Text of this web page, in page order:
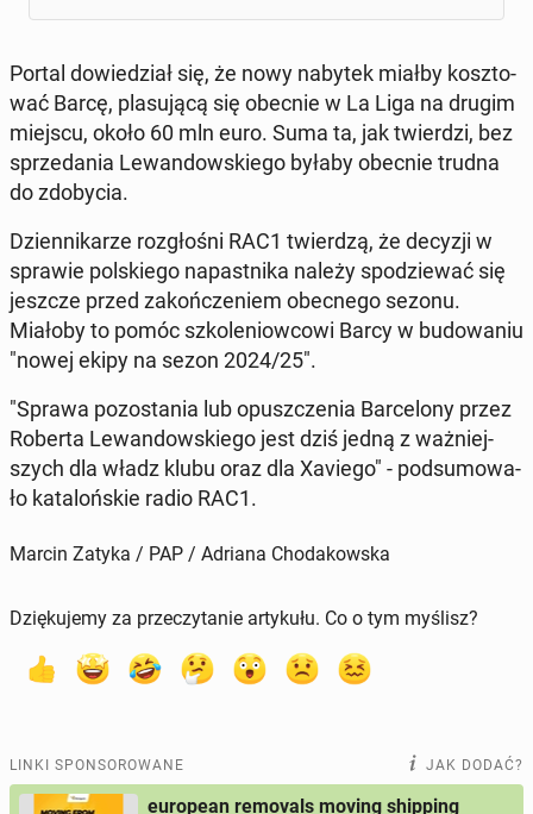
Portal do­wie­dział się, że nowy nabytek miałby kosz­to­
wać Barcę, pla­su­ją­cą się obecnie w La Liga na drugim
miejscu, około 60 mln euro. Suma ta, jak twier­dzi, bez
sprze­da­nia Le­wan­dow­skie­go byłaby obecnie trudna
do zdo­by­cia.
Dzien­ni­ka­rze roz­gło­śni RAC1 twier­dzą, że decyzji w
sprawie pol­skie­go na­past­ni­ka należy spo­dzie­wać się
jeszcze przed za­koń­cze­niem obec­ne­go sezonu.
Miałoby to pomóc szko­le­niow­co­wi Barcy w bu­do­wa­niu
"nowej ekipy na sezon 2024/25".
"Sprawa po­zo­sta­nia lub opusz­cze­nia Bar­ce­lo­ny przez
Roberta Le­wan­dow­skie­go jest dziś jedną z waż­niej­
szych dla władz klubu oraz dla Xaviego" - pod­su­mo­wa­
ło ka­ta­loń­skie radio RAC1.
Marcin Zatyka / PAP / Adriana Chodakowska
Dziękujemy za przeczytanie artykułu. Co o tym myślisz?
LINKI SPONSOROWANE JAK DODAĆ?
european removals moving shipping